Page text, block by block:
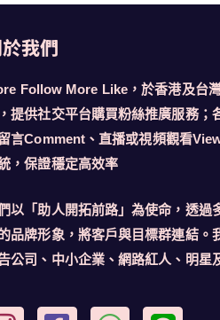
我們
Follow More Like，於香港及台
提供社交平台購買粉絲推廣服務
言Comment、直播或視頻觀看
，保證穩定高效率
以「助人開拓前路」為使命，透過
品牌形象，將客戶與目標群連結。
公司、中小企業、網路紅人、明星